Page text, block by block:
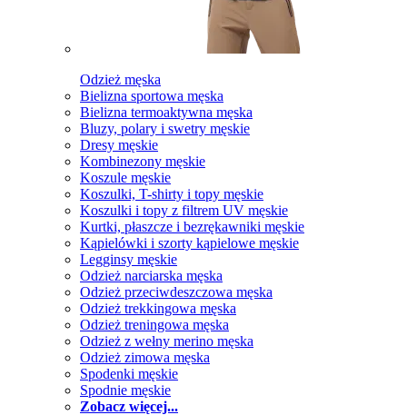
Odzież męska
Bielizna sportowa męska
Bielizna termoaktywna męska
Bluzy, polary i swetry męskie
Dresy męskie
Kombinezony męskie
Koszule męskie
Koszulki, T-shirty i topy męskie
Koszulki i topy z filtrem UV męskie
Kurtki, płaszcze i bezrękawniki męskie
Kąpielówki i szorty kąpielowe męskie
Legginsy męskie
Odzież narciarska męska
Odzież przeciwdeszczowa męska
Odzież trekkingowa męska
Odzież treningowa męska
Odzież z wełny merino męska
Odzież zimowa męska
Spodenki męskie
Spodnie męskie
Zobacz więcej...